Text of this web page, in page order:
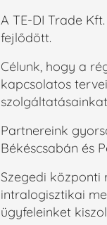
A TE-DI Trade
fejlődött.
Célunk, hogy a
kapcsolatos
Partnereink
Békéscsabán és
Szegedi központi
intralogisztikai
ügyfeleinket